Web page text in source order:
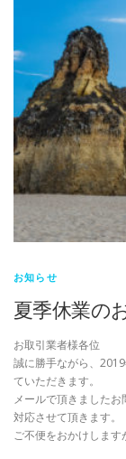
お知らせ
夏季休業の
お取引業者様各位
誠に勝手ながら、
ていただきます。
メールで頂きました
対応させて頂きます。
ご不便をおかけします